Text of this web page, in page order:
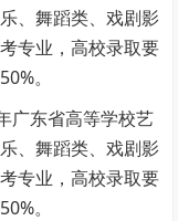
、舞蹈类、戏剧影
专业，高校录取要
。
广东省高等学校艺
、舞蹈类、戏剧影
专业，高校录取要
。